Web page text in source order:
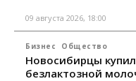
09 августа 2026, 18:00
Бизнес Общество
Новосибирцы
безлактозной